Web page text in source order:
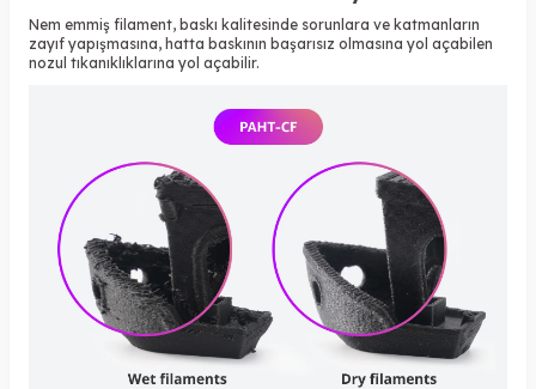
Nem emmiş filament, baskı kalitesinde sorunlara ve katmanların
zayıf yapışmasına, hatta baskının başarısız olmasına yol açabilen
nozul tıkanıklıklarına yol açabilir.